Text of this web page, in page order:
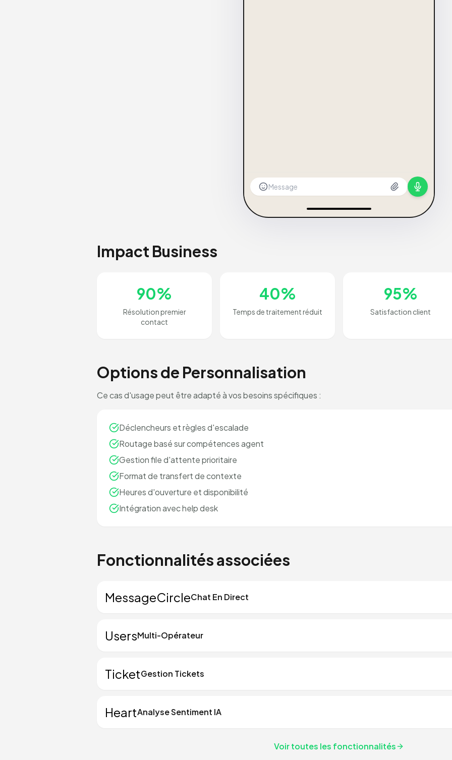
Message
Impact Business
90%
Résolution premier
contact
40%
Temps de traitement réduit
95%
Satisfaction client
Options de Personnalisation
Ce cas d'usage peut être adapté à vos besoins spécifiques :
Déclencheurs et règles d'escalade
Routage basé sur compétences agent
Gestion file d'attente prioritaire
Format de transfert de contexte
Heures d'ouverture et disponibilité
Intégration avec help desk
Fonctionnalités associées
MessageCircleChat En Direct
UsersMulti-Opérateur
TicketGestion Tickets
HeartAnalyse Sentiment IA
Voir toutes les fonctionnalités